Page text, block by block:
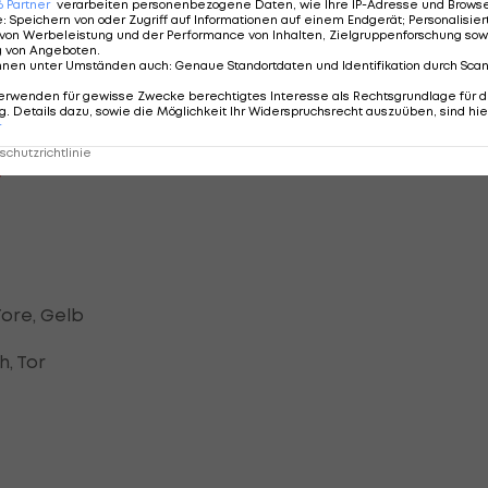
des 18. Spieltags auf Rang drei (30 Punkte),
macht als Letzter wichtige Punkte (10), liegt
sieben hinter Sandhausen am Relegationsplatz.
Gelb
Tor
Partner verarbeiten personenbezogene Daten, wie Ihre IP-Adresse und
: Speichern von oder Zugriff auf Informationen auf einem Endgerät;
Werbeleistung und der Performance von Inhalten, Zielgruppenforschung
von Angeboten.
unter Umständen auch: Genaue Standortdaten und Identifikation durch
für gewisse Zwecke berechtigtes Interesse als Rechtsgrundlage für
Details dazu, sowie die Möglichkeit Ihr Widerspruchsrecht auszuüben, sind